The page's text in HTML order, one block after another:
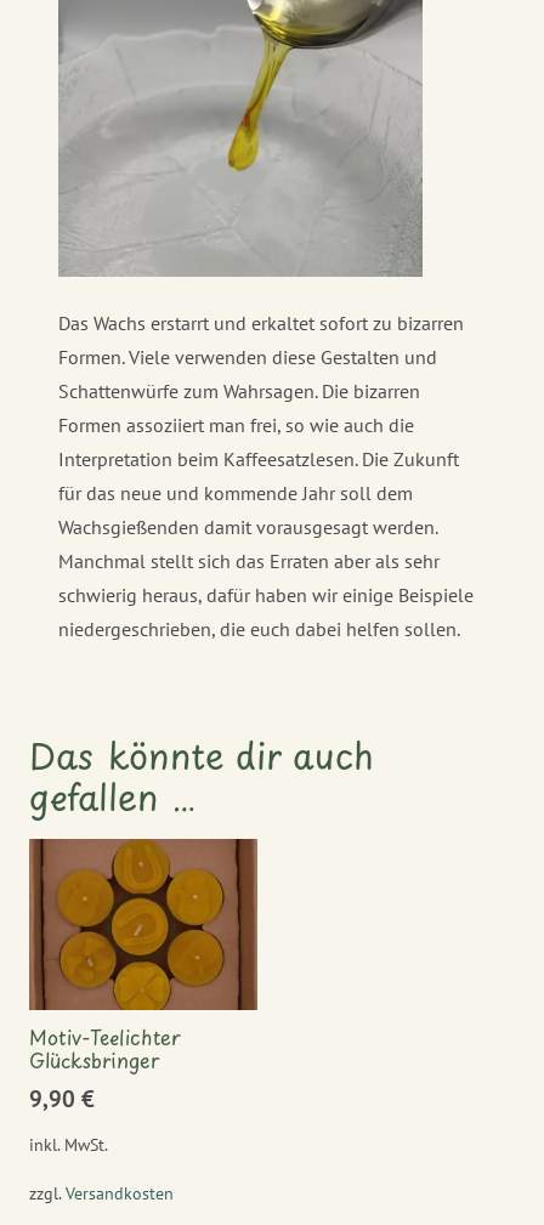
Das Wachs erstarrt und erkaltet sofort zu bizarren
Formen. Viele verwenden diese Gestalten und
Schattenwürfe zum Wahrsagen. Die bizarren
Formen assoziiert man frei, so wie auch die
Interpretation beim Kaffeesatzlesen. Die Zukunft
für das neue und kommende Jahr soll dem
Wachsgießenden damit vorausgesagt werden.
Manchmal stellt sich das Erraten aber als sehr
schwierig heraus, dafür haben wir einige Beispiele
niedergeschrieben, die euch dabei helfen sollen.
Das könnte dir auch
gefallen …
Motiv-Teelichter
Glücksbringer
9,90 €
inkl. MwSt.
zzgl.Versandkosten